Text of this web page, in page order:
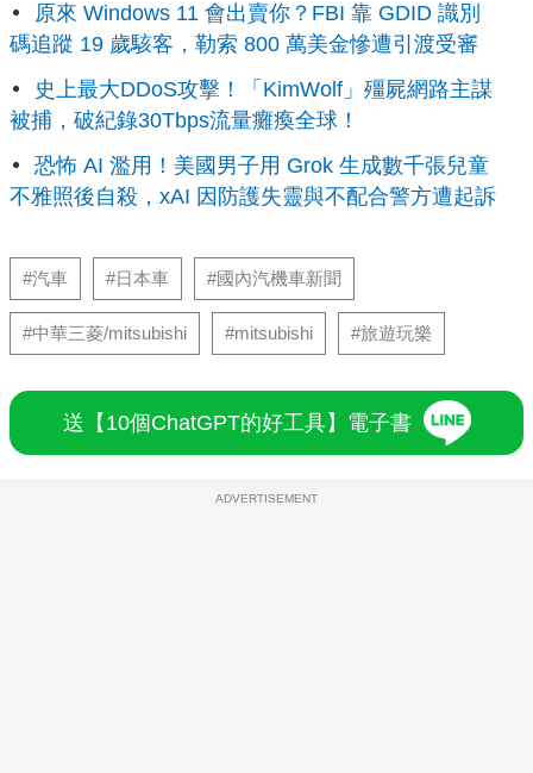
原來 Windows 11 會出賣你？FBI 靠 GDID 識別
碼追蹤 19 歲駭客，勒索 800 萬美金慘遭引渡受審
史上最大DDoS攻擊！「KimWolf」殭屍網路主謀
被捕，破紀錄30Tbps流量癱瘓全球！
恐怖 AI 濫用！美國男子用 Grok 生成數千張兒童
不雅照後自殺，xAI 因防護失靈與不配合警方遭起訴
#汽車 #日本車 #國內汽機車新聞
#中華三菱/mitsubishi #mitsubishi #旅遊玩樂
送【10個ChatGPT的好工具】電子書
ADVERTISEMENT